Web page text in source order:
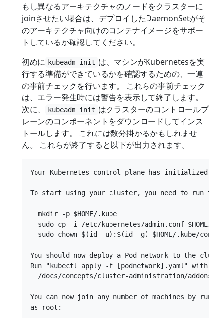
もし異なるアーキテクチャのノードをクラスターに
joinさせたい場合は、デプロイしたDaemonSetがそ
のアーキテクチャ向けのコンテナイメージをサポー
トしているか確認してください。
初めに kubeadm init は、マシンがKubernetesを実
行する準備ができているかを確認するための、一連
の事前チェックを行います。 これらの事前チェック
は、エラー発生時には警告を表示して終了します。
次に、
kubeadm init はクラスターのコントロールプ
レーンのコンポーネントをダウンロードしてインス
トールします。 これには数分掛かるかもしれませ
ん。 これらが終了すると以下が出力されます。
Your Kubernetes control-plane has initialized
To start using your cluster, you need to run
  mkdir -p $HOME/.kube
sudo cp -i /etc/kubernetes/admin.conf $HOME/
sudo chown $(id -u):$(id -g) $HOME/.kube/
You should now deploy a Pod network to the
Run "kubectl apply -f [podnetwork].yaml" with
  /docs/concepts/cluster-administration/addons/
You can now join any number of machines by
as root: